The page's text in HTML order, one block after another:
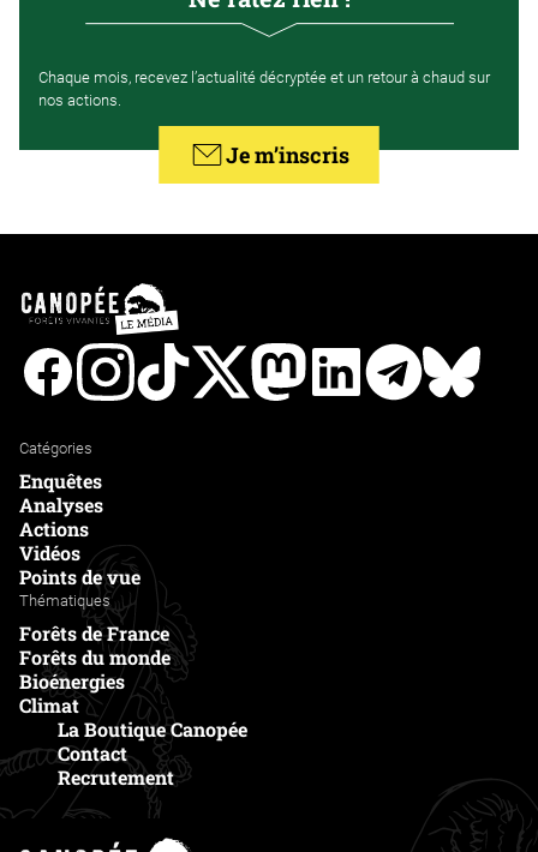
Chaque mois, recevez l’actualité décryptée et un retour à chaud sur
nos actions.
Je m’inscris
FacebookInstagramTiktok Twitter MastodonLinkedinTelegram
Catégories
Enquêtes
Analyses
Actions
Vidéos
Points de vue
Thématiques
Forêts de France
Forêts du monde
Bioénergies
Climat
La Boutique Canopée
Contact
Recrutement